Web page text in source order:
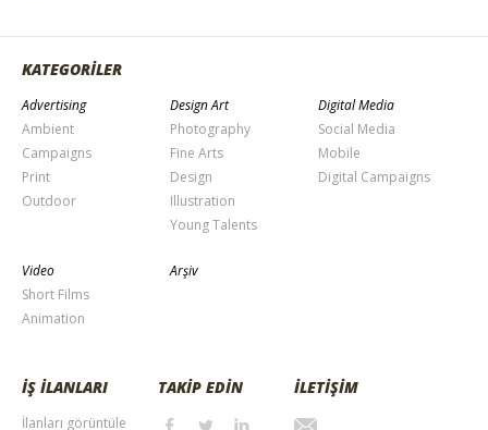
KATEGORİLER
Advertising
Ambient
Campaigns
Print
Outdoor
Design Art
Photography
Fine Arts
Design
Illustration
Young Talents
Digital Media
Social Media
Mobile
Digital Campaigns
Video
Short Films
Animation
Arşiv
İŞ İLANLARI
İlanları görüntüle
TAKİP EDİN İLETİŞİM